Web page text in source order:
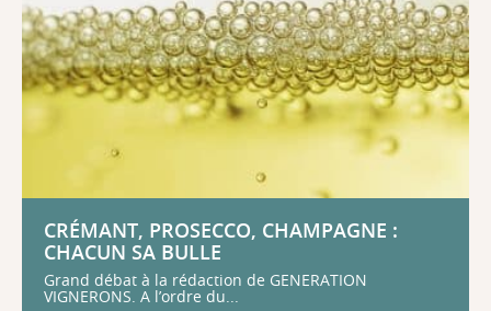
CRÉMANT, PROSECCO, CHAMPAGNE :
CHACUN SA BULLE
Grand débat à la rédaction de GENERATION
VIGNERONS. A l’ordre du...